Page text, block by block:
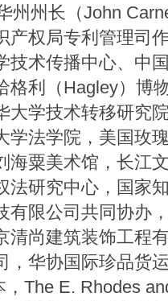
州州长（John
产权局专利管理司
技术传播中心、中
格利（Hagley）博
大学技术转移研究
学法学院，美国玫
海粟美术馆，长江
法研究中心，国家
有限公司共同协办
清尚建筑装饰工程
，华协国际珍品货
The E. Rhodes